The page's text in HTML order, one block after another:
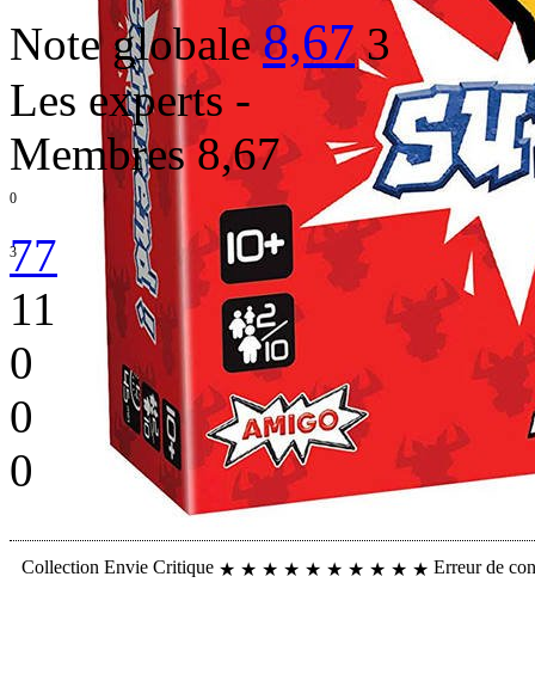
Note globale 8,67 3
Les experts -
0
Membres 8,67
3
77
11
0
0
0
Collection Envie Critique ★ ★ ★ ★ ★ ★ ★ ★ ★ ★ Erreur de